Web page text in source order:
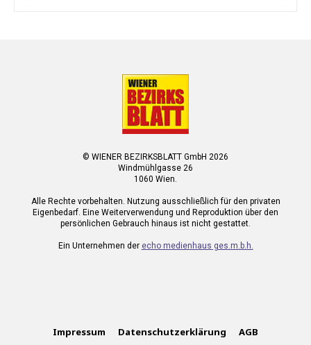
© WIENER BEZIRKSBLATT GmbH 2026
Windmühlgasse 26
1060 Wien.
Alle Rechte vorbehalten. Nutzung ausschließlich für den privaten
Eigenbedarf. Eine Weiterverwendung und Reproduktion über den
persönlichen Gebrauch hinaus ist nicht gestattet.
Ein Unternehmen der echo medienhaus ges.m.b.h.
Impressum Datenschutzerklärung AGB